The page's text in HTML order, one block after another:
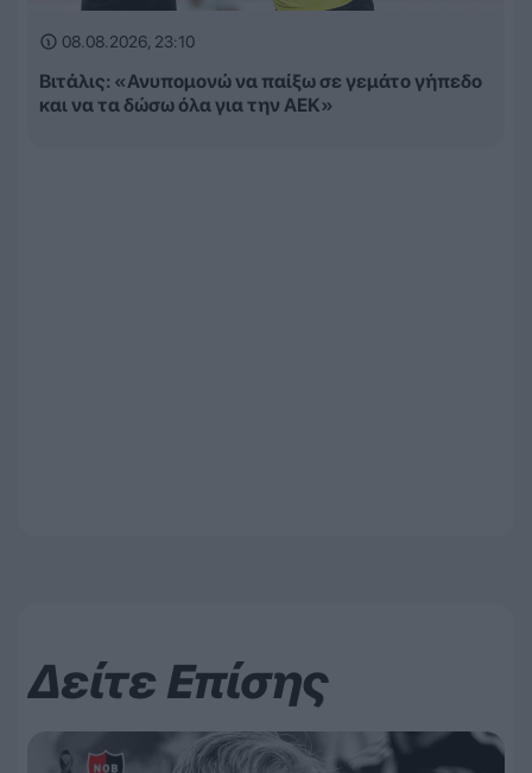
08.08.2026, 23:10
Βιτάλις: «Ανυπομονώ να παίξω σε γεμάτο γήπεδο
και να τα δώσω όλα για την ΑΕΚ»
Δείτε Επίσης